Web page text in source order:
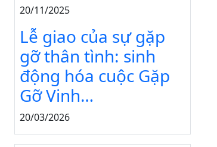
20/11/2025
Lễ giao của sự gặp
gỡ thân tình: sinh
động hóa cuộc Gặp
Gỡ Vinh…
20/03/2026